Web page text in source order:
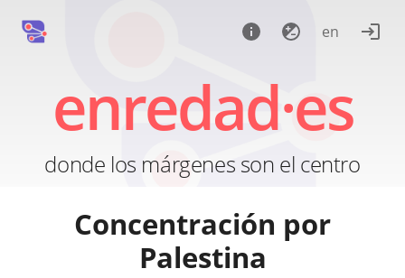
en
enredad·es
donde los márgenes son el centro
Concentración por
Palestina